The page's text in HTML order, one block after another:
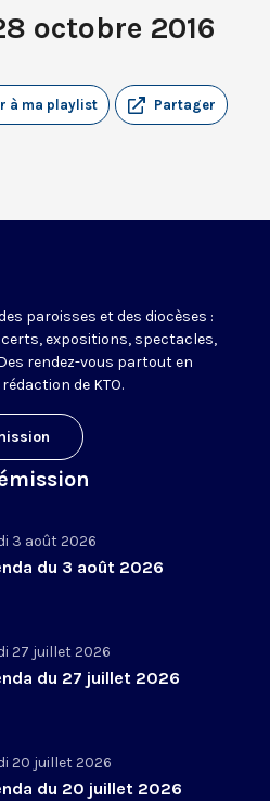
octobre 2016
Partager
à ma playlist
paroisses et des diocèses :
expositions, spectacles,
rendez-vous partout en
de KTO.
3 août 2026
du 3 août 2026
27 juillet 2026
du 27 juillet 2026
20 juillet 2026
du 20 juillet 2026